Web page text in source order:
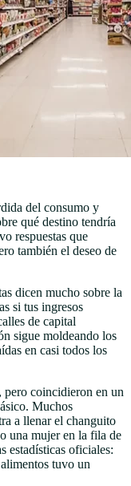
del consumo y
qué destino tendría
respuestas que
también el deseo de
dicen mucho sobre la
si tus ingresos
de capital
sigue moldeando los
en casi todos los
pero coincidieron en un
Muchos
a llenar el changuito
una mujer en la fila de
estadísticas oficiales:
tuvo un